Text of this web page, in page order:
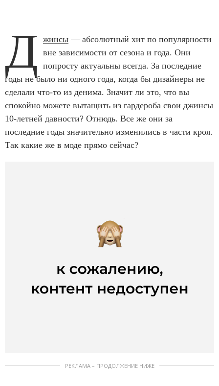
Д жинсы — абсолютный хит по популярности
вне зависимости от сезона и года. Они
попросту актуальны всегда. За последние
годы не было ни одного года, когда бы дизайнеры не
сделали что-то из денима. Значит ли это, что вы
спокойно можете вытащить из гардероба свои джинсы
10-летней давности? Отнюдь. Все же они за
последние годы значительно изменились в части кроя.
Так какие же в моде прямо сейчас?
РЕКЛАМА – ПРОДОЛЖЕНИЕ НИЖЕ